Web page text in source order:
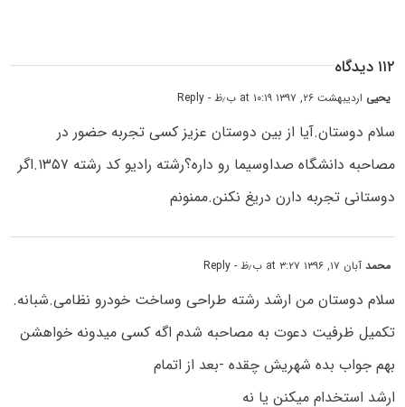
۱۱۲ دیدگاه
یحیی اردیبهشت ۲۶, ۱۳۹۷ at ۱۰:۱۹ ب٫ظ - Reply
سلام دوستان.آیا از بین دوستان عزیز کسی تجربه حضور در
مصاحبه دانشگاه صداوسیما رو داره؟رشته رادیو کد رشته ۱۳۵۷.اگر
دوستانی تجربه دارن دریغ نکنن.ممنونم
محمدآبان ۱۷, ۱۳۹۶ at ۳:۲۷ ب٫ظ - Reply
سلام دوستان من ارشد رشته طراحی وساخت خودرو نظامی.شبانه.
تکمیل ظرفیت دعوت به مصاحبه شدم اگه کسی میدونه خواهشن
بهم جواب بده شهریش چقده -بعد از اتمام
ارشد استخدام میکنن یا نه